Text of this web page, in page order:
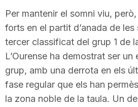
Per mantenir el somni viu,
forts en el partit d’anada de
tercer classificat del grup 1 de
L’Ourense ha demostrat ser
grup, amb una derrota en els
fase regular que els han
la zona noble de la taula. Un